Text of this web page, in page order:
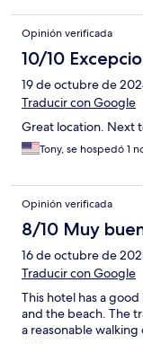
Opinión verificada
10/10
19 de octubre de
Traducir con Google
Great location. Next
Tony, se hospedó 1
Opinión verificada
8/10 Muy
16 de octubre de
Traducir con Google
This hotel has a
and the beach. The
a reasonable walking